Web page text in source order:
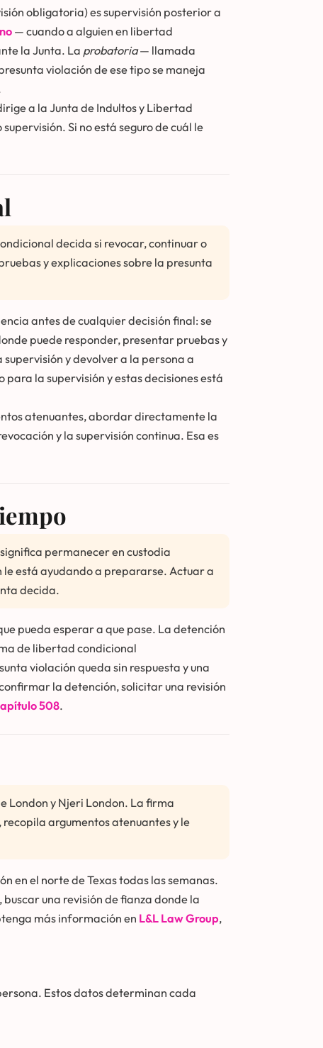
obligatoria) es supervisión posterior a
— cuando a alguien en libertad
la Junta. La probatoria— llamada
violación de ese tipo se maneja
a la Junta de Indultos y Libertad
Si no está seguro de cuál le
decida si revocar, continuar o
y explicaciones sobre la presunta
antes de cualquier decisión final: se
puede responder, presentar pruebas y
supervisión y devolver a la persona a
la supervisión y estas decisiones está
atenuantes, abordar directamente la
y la supervisión continua. Esa es
permanecer en custodia
está ayudando a prepararse. Actuar a
decida.
pueda esperar a que pase. La detención
de libertad condicional
violación queda sin respuesta y una
la detención, solicitar una revisión
508.
London y Njeri London. La firma
argumentos atenuantes y le
en el norte de Texas todas las semanas.
una revisión de fianza donde la
más información en L&L Law Group,
Estos datos determinan cada